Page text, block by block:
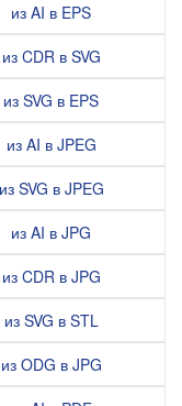
из AI в EPS
из CDR в SVG
из SVG в EPS
из AI в JPEG
из SVG в JPEG
из AI в JPG
из CDR в JPG
из SVG в STL
из ODG в JPG